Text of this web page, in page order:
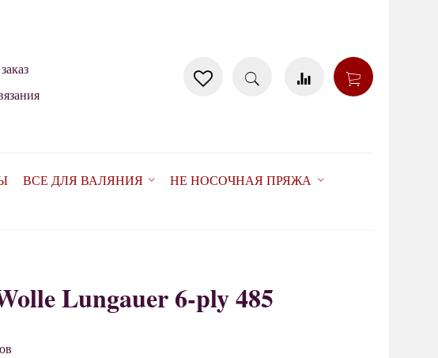
ВСЕ ДЛЯ ВАЛЯНИЯ
НЕ НОСОЧНАЯ ПРЯЖА
товар отсутствует
Lungauer 6-ply 485